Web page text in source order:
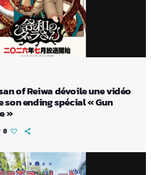
of Reiwa dévoile une vidéo
son ending spécial « Gun
»
8